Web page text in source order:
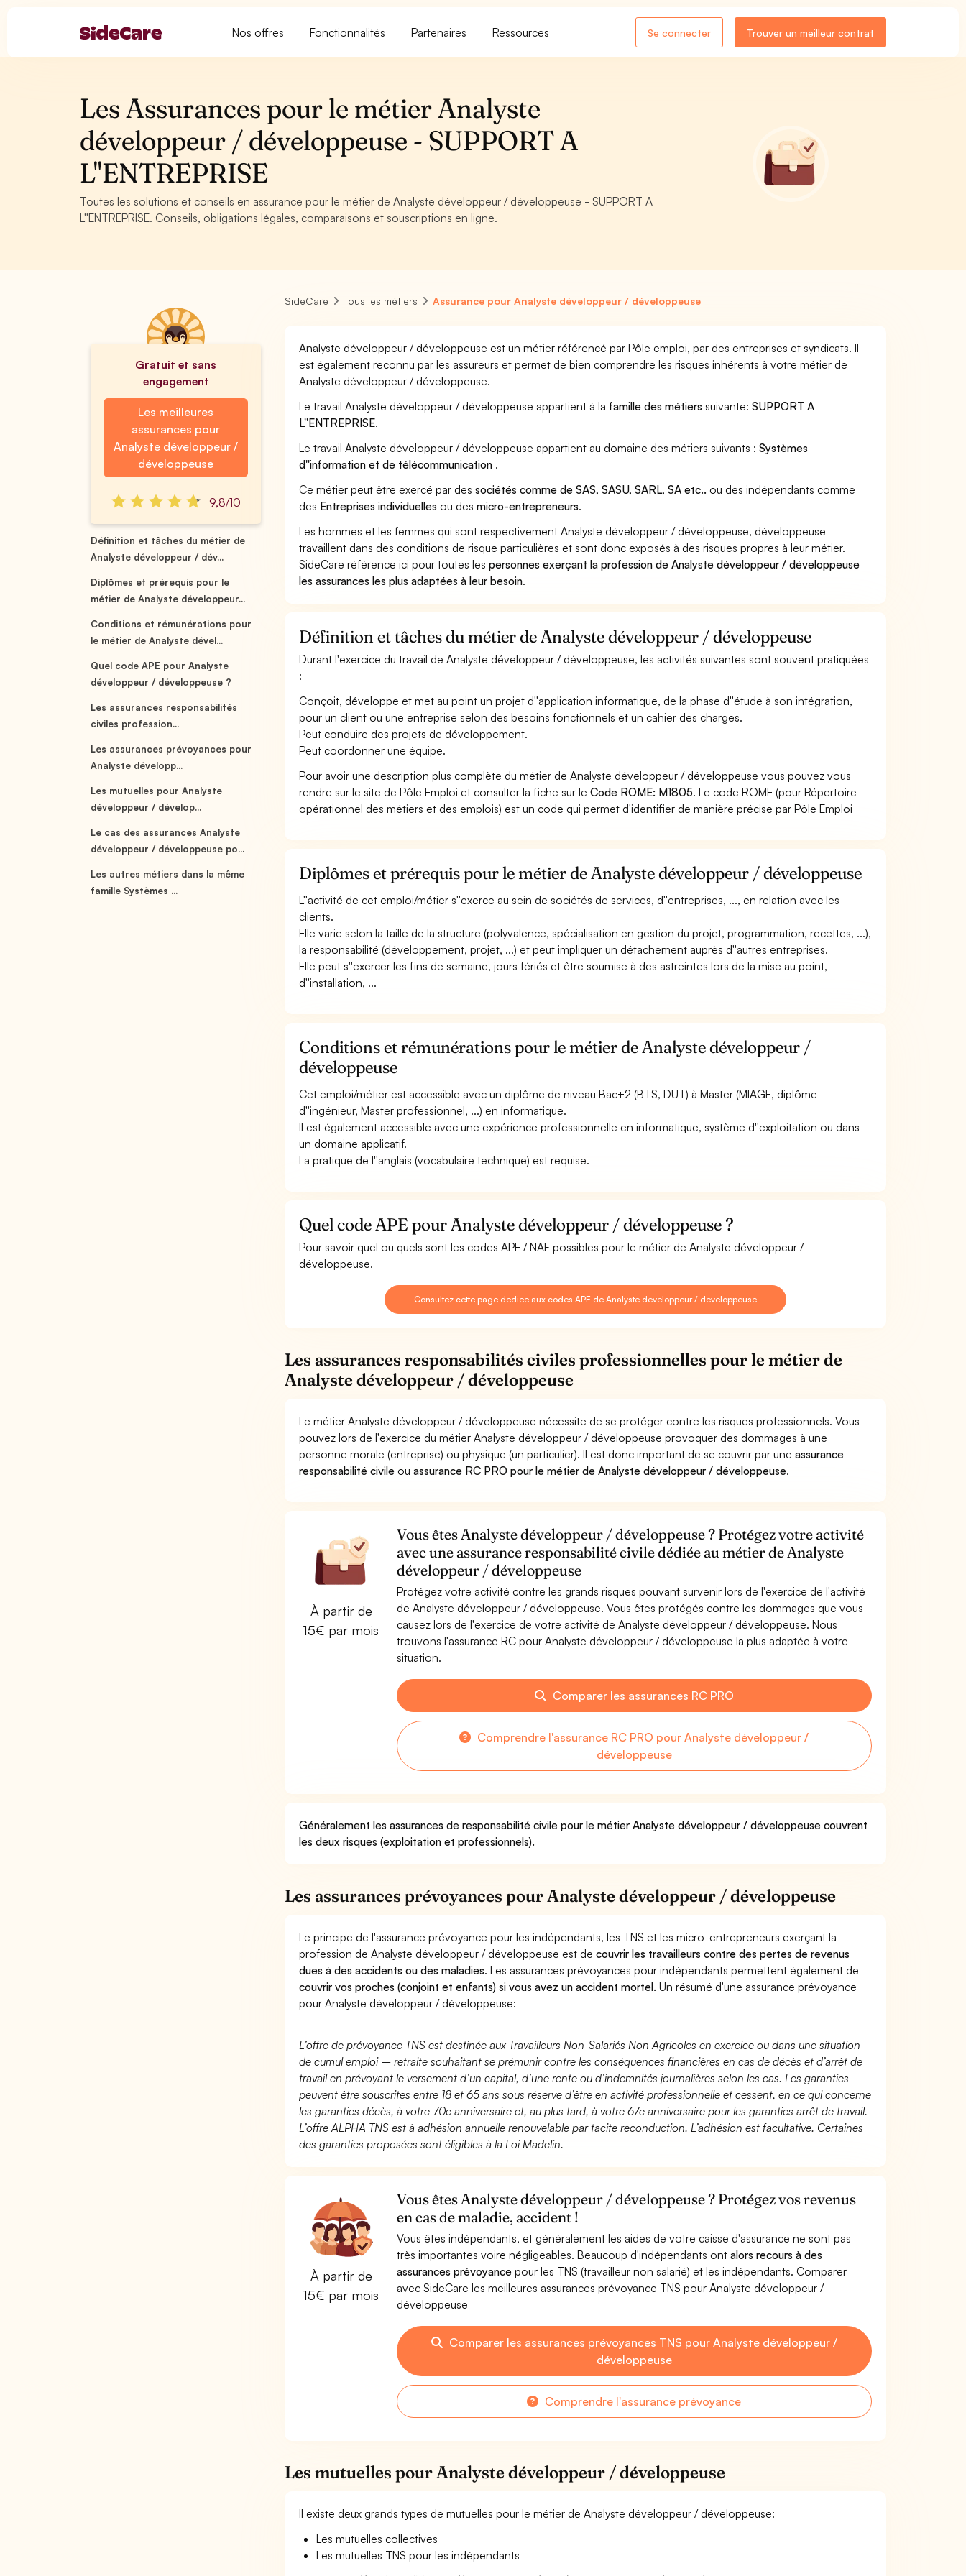
Nos offres Fonctionnalités Partenaires Ressources Se connecter Trouver un meilleur contrat
Les Assurances pour le métier Analyste
développeur / développeuse - SUPPORT A
L''ENTREPRISE
Toutes les solutions et conseils en assurance pour le métier de Analyste développeur / développeuse - SUPPORT A
L''ENTREPRISE. Conseils, obligations légales, comparaisons et souscriptions en ligne.
Gratuit et sans
engagement
Les meilleures
assurances pour
Analyste développeur /
développeuse
9,8/10
Définition et tâches du métier de
Analyste développeur / dév...
Diplômes et prérequis pour le
métier de Analyste développeur...
Conditions et rémunérations pour
le métier de Analyste dével...
Quel code APE pour Analyste
développeur / développeuse ?
Les assurances responsabilités
civiles profession...
Les assurances prévoyances pour
Analyste développ...
Les mutuelles pour Analyste
développeur / dévelop...
Le cas des assurances Analyste
développeur / développeuse po...
Les autres métiers dans la même
famille Systèmes ...
SideCare Tous les métiers Assurance pour Analyste développeur / développeuse
Analyste développeur / développeuse est un métier référencé par Pôle emploi, par des entreprises et syndicats. Il
est également reconnu par les assureurs et permet de bien comprendre les risques inhérents à votre métier de
Analyste développeur / développeuse.
Le travail Analyste développeur / développeuse appartient à la famille des métiers suivante:SUPPORT A
L''ENTREPRISE.
Le travail Analyste développeur / développeuse appartient au domaine des métiers suivants :Systèmes
d''information et de télécommunication .
Ce métier peut être exercé par dessociétés comme de SAS, SASU, SARL, SA etc.. ou des indépendants comme
des Entreprises individuelles ou desmicro-entrepreneurs.
Les hommes et les femmes qui sont respectivement Analyste développeur / développeuse, développeuse
travaillent dans des conditions de risque particulières et sont donc exposés à des risques propres à leur métier.
SideCare référence ici pour toutes lespersonnes exerçant la profession de Analyste développeur / développeuse
les assurances les plus adaptées à leur besoin.
Définition et tâches du métier de Analyste développeur / développeuse
Durant l'exercice du travail de Analyste développeur / développeuse, les activités suivantes sont souvent pratiquées
:
Conçoit, développe et met au point un projet d''application informatique, de la phase d''étude à son intégration,
pour un client ou une entreprise selon des besoins fonctionnels et un cahier des charges.
Peut conduire des projets de développement.
Peut coordonner une équipe.
Pour avoir une description plus complète du métier de Analyste développeur / développeuse vous pouvez vous
rendre sur le site de Pôle Emploi et consulter la fiche sur leCode ROME: M1805. Le code ROME (pour Répertoire
opérationnel des métiers et des emplois) est un code qui permet d'identifier de manière précise par Pôle Emploi
Diplômes et prérequis pour le métier de Analyste développeur / développeuse
L''activité de cet emploi/métier s''exerce au sein de sociétés de services, d''entreprises, ..., en relation avec les
clients.
Elle varie selon la taille de la structure (polyvalence, spécialisation en gestion du projet, programmation, recettes, ...),
la responsabilité (développement, projet, ...) et peut impliquer un détachement auprès d''autres entreprises.
Elle peut s''exercer les fins de semaine, jours fériés et être soumise à des astreintes lors de la mise au point,
d''installation, ...
Conditions et rémunérations pour le métier de Analyste développeur /
développeuse
Cet emploi/métier est accessible avec un diplôme de niveau Bac+2 (BTS, DUT) à Master (MIAGE, diplôme
d''ingénieur, Master professionnel, ...) en informatique.
Il est également accessible avec une expérience professionnelle en informatique, système d''exploitation ou dans
un domaine applicatif.
La pratique de l''anglais (vocabulaire technique) est requise.
Quel code APE pour Analyste développeur / développeuse ?
Pour savoir quel ou quels sont les codes APE / NAF possibles pour le métier de Analyste développeur /
développeuse.
Consultez cette page dédiée aux codes APE de Analyste développeur / développeuse
Les assurances responsabilités civiles professionnelles pour le métier de
Analyste développeur / développeuse
Le métier Analyste développeur / développeuse nécessite de se protéger contre les risques professionnels. Vous
pouvez lors de l'exercice du métier Analyste développeur / développeuse provoquer des dommages à une
personne morale (entreprise) ou physique (un particulier). Il est donc important de se couvrir par uneassurance
responsabilité civile ouassurance RC PRO pour le métier de Analyste développeur / développeuse.
À partir de
15€ par mois
Vous êtes Analyste développeur / développeuse ? Protégez votre activité
avec une assurance responsabilité civile dédiée au métier de Analyste
développeur / développeuse
Protégez votre activité contre les grands risques pouvant survenir lors de l'exercice de l'activité
de Analyste développeur / développeuse. Vous êtes protégés contre les dommages que vous
causez lors de l'exercice de votre activité de Analyste développeur / développeuse. Nous
trouvons l'assurance RC pour Analyste développeur / développeuse la plus adaptée à votre
situation.
Comparer les assurances RC PRO
Comprendre l'assurance RC PRO pour Analyste développeur /
développeuse
Généralement les assurances de responsabilité civile pour le métier Analyste développeur / développeuse couvrent
les deux risques (exploitation et professionnels).
Les assurances prévoyances pour Analyste développeur / développeuse
Le principe de l'assurance prévoyance pour les indépendants, les TNS et les micro-entrepreneurs exerçant la
profession de Analyste développeur / développeuse est decouvrir les travailleurs contre des pertes de revenus
dues à des accidents ou des maladies. Les assurances prévoyances pour indépendants permettent également de
couvrir vos proches (conjoint et enfants) si vous avez un accident mortel. Un résumé d'une assurance prévoyance
pour Analyste développeur / développeuse:
L’offre de prévoyance TNS est destinée aux Travailleurs Non-Salariés Non Agricoles en exercice ou dans une situation
de cumul emploi – retraite souhaitant se prémunir contre les conséquences financières en cas de décès et d’arrêt de
travail en prévoyant le versement d’un capital, d’une rente ou d’indemnités journalières selon les cas. Les garanties
peuvent être souscrites entre 18 et 65 ans sous réserve d’être en activité professionnelle et cessent, en ce qui concerne
les garanties décès, à votre 70e anniversaire et, au plus tard, à votre 67e anniversaire pour les garanties arrêt de travail.
L’offre ALPHA TNS est à adhésion annuelle renouvelable par tacite reconduction. L’adhésion est facultative. Certaines
des garanties proposées sont éligibles à la Loi Madelin.
À partir de
15€ par mois
Vous êtes Analyste développeur / développeuse ? Protégez vos revenus
en cas de maladie, accident !
Vous êtes indépendants, et généralement les aides de votre caisse d'assurance ne sont pas
très importantes voire négligeables. Beaucoup d'indépendants ont alors recours à des
assurances prévoyancepour les TNS (travailleur non salarié) et les indépendants. Comparer
avec SideCare les meilleures assurances prévoyance TNS pour Analyste développeur /
développeuse
Comparer les assurances prévoyances TNS pour Analyste développeur /
développeuse
Comprendre l'assurance prévoyance
Les mutuelles pour Analyste développeur / développeuse
Il existe deux grands types de mutuelles pour le métier de Analyste développeur / développeuse:
Les mutuelles collectives
Les mutuelles TNS pour les indépendants